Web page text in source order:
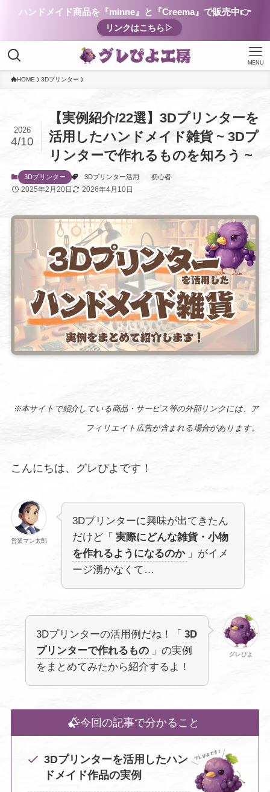
ハンドメイド商品を『minne』と『Creema』で販売中👉
リンクはこちら▷
MENU
HOME 3Dプリンター
【実例紹介/22選】3Dプリンターを
活用したハンドメイド雑貨 ~ 3Dプ
リンターで作れるものを知ろう ~
2026
4/10
3Dプリンター 3Dプリンター活用 初心者
2025年2月20日 2026年4月10日
※本サイトで紹介している商品・サービス等の外部リンクには、ア
フィリエイト広告が含まれる場合があります。
こんにちは、グレぴよです！
営業マン太郎
3Dプリンターに興味が出てきたん
だけど「 実際にどんな雑貨・小物
を作れるようになるのか 」がイメ
ージ湧かなくて…
グレぴよ
3Dプリンターの活用例だね！「 3D
プリンターで作れるもの 」の実例
をまとめてみたから紹介するよ！
今回の記事で分かること
3Dプリンターを活用したハン
ドメイド作品の実例